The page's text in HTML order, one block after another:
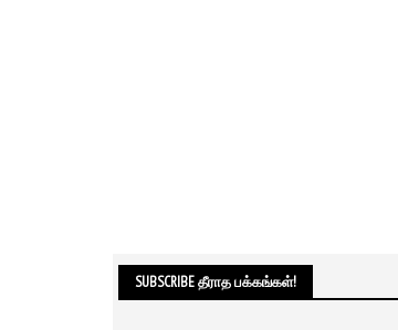
SUBSCRIBE தீராத பக்கங்கள்!